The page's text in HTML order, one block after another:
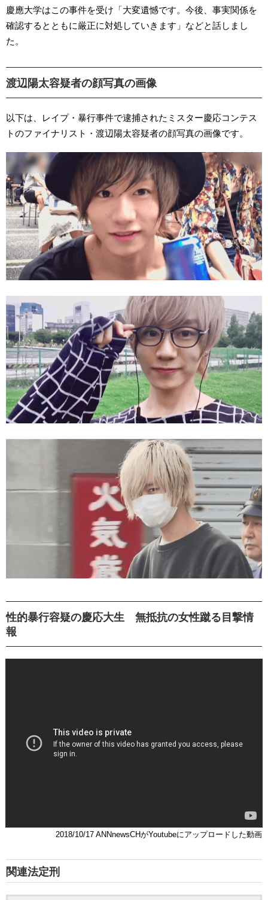
慶應大学はこの事件を受け「大変遺憾です。今後、事実関係を
確認するとともに厳正に対処していきます」などと話しまし
た。
渡辺陽太容疑者の顔写真の画像
以下は、レイプ・暴行事件で逮捕されたミスター慶応コンテス
トのファイナリスト・渡辺陽太容疑者の顔写真の画像です。
性的暴行容疑の慶応大生 無抵抗の女性蹴る目撃情
報
2018/10/17 ANNnewsCHがYoutubeにアップロードした動画
関連法定刑